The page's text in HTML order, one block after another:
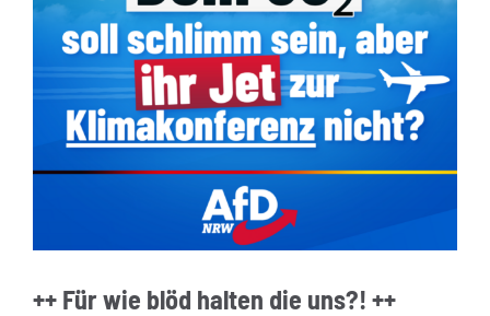
++ Für wie blöd halten die uns?! ++